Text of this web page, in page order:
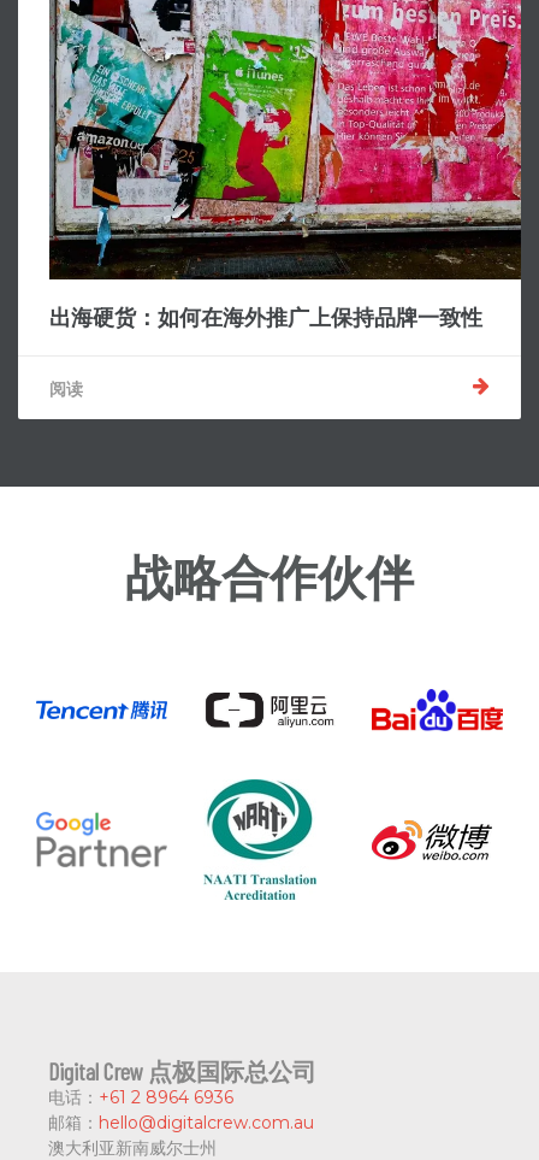
出海硬货：如何在海外推广上保持品牌一致性
阅读
战略合作伙伴
Digital Crew 点极国际总公司
电话： +61 2 8964 6936
邮箱： hello@digitalcrew.com.au
澳大利亚新南威尔士州